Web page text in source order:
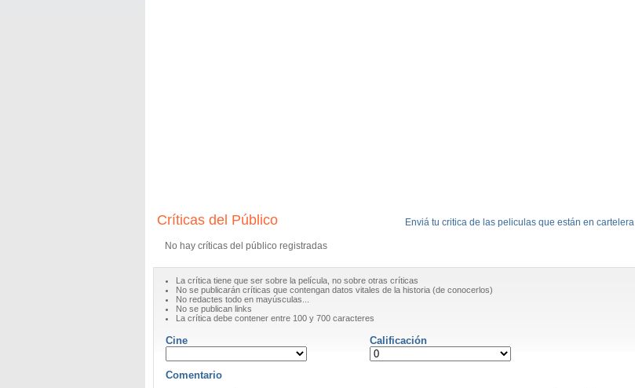
Enviá tu critica de las peliculas que están en cartelera
Críticas del Público
No hay críticas del público registradas
La crítica tiene que ser sobre la película, no sobre otras críticas
No se publicarán críticas que contengan datos vitales de la historia (de conocerlos)
No redactes todo en mayúsculas...
No se publican links
La crítica debe contener entre 100 y 700 caracteres
Cine Calificación
Comentario